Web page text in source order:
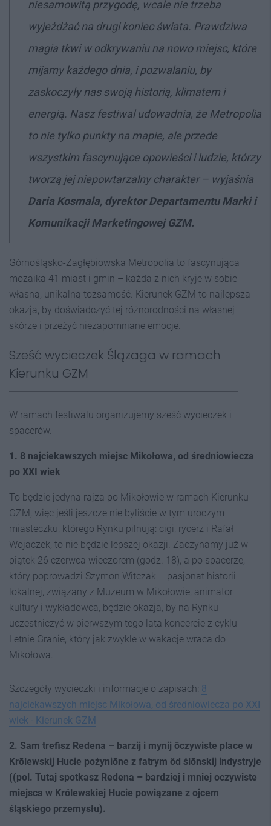
niesamowitą przygodę, wcale nie trzeba
wyjeżdżać na drugi koniec świata. Prawdziwa
magia tkwi w odkrywaniu na nowo miejsc, które
mijamy każdego dnia, i pozwalaniu, by
zaskoczyły nas swoją historią, klimatem i
energią. Nasz festiwal udowadnia, że Metropolia
to nie tylko punkty na mapie, ale przede
wszystkim fascynujące opowieści i ludzie, którzy
tworzą jej niepowtarzalny charakter – wyjaśnia
Daria Kosmala, dyrektor Departamentu Marki i
Komunikacji Marketingowej GZM.
Górnośląsko-Zagłębiowska Metropolia to fascynująca
mozaika 41 miast i gmin – każda z nich kryje w sobie
własną, unikalną tożsamość. Kierunek GZM to najlepsza
okazja, by doświadczyć tej różnorodności na własnej
skórze i przeżyć niezapomniane emocje.
Sześć wycieczek Ślązaga w ramach
Kierunku GZM
W ramach festiwalu organizujemy sześć wycieczek i
spacerów.
1. 8 najciekawszych miejsc Mikołowa, od średniowiecza
po XXI wiek
To będzie jedyna rajza po Mikołowie w ramach Kierunku
GZM, więc jeśli jeszcze nie byliście w tym uroczym
miasteczku, którego Rynku pilnują: cigi, rycerz i Rafał
Wojaczek, to nie będzie lepszej okazji. Zaczynamy już w
piątek 26 czerwca wieczorem (godz. 18), a po spacerze,
który poprowadzi Szymon Witczak – pasjonat historii
lokalnej, związany z Muzeum w Mikołowie, animator
kultury i wykładowca, będzie okazja, by na Rynku
uczestniczyć w pierwszym tego lata koncercie z cyklu
Letnie Granie, który jak zwykle w wakacje wraca do
Mikołowa.
Szczegóły wycieczki i informacje o zapisach: 8
najciekawszych miejsc Mikołowa, od średniowiecza po XXI
wiek - Kierunek GZM
2. Sam trefisz Redena – barzij i mynij ôczywiste place w
Krōlewskij Hucie pożyniōne z fatrym ôd ślōnskij indystryje
((pol. Tutaj spotkasz Redena – bardziej i mniej oczywiste
miejsca w Królewskiej Hucie powiązane z ojcem
śląskiego przemysłu).